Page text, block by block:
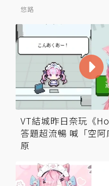
悠路
VT結城昨日奈玩《
答題超流暢 喊「空
原